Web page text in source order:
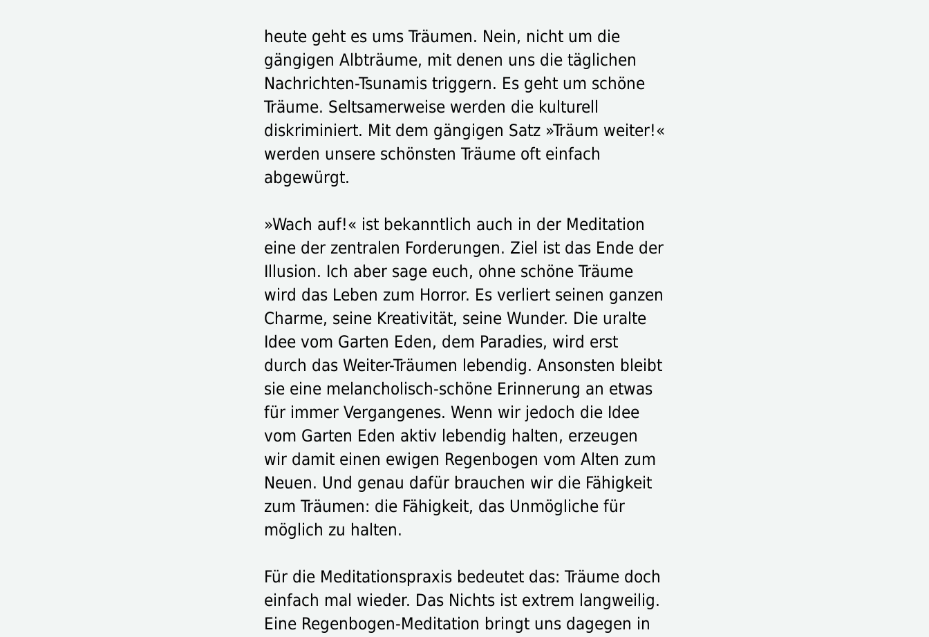
heute geht es ums Träumen. Nein, nicht um die
gängigen Albträume, mit denen uns die täglichen
Nachrichten-Tsunamis triggern. Es geht um schöne
Träume. Seltsamerweise werden die kulturell
diskriminiert. Mit dem gängigen Satz »Träum weiter!«
werden unsere schönsten Träume oft einfach
abgewürgt.
»Wach auf!« ist bekanntlich auch in der Meditation
eine der zentralen Forderungen. Ziel ist das Ende der
Illusion. Ich aber sage euch, ohne schöne Träume
wird das Leben zum Horror. Es verliert seinen ganzen
Charme, seine Kreativität, seine Wunder. Die uralte
Idee vom Garten Eden, dem Paradies, wird erst
durch das Weiter-Träumen lebendig. Ansonsten bleibt
sie eine melancholisch-schöne Erinnerung an etwas
für immer Vergangenes. Wenn wir jedoch die Idee
vom Garten Eden aktiv lebendig halten, erzeugen
wir damit einen ewigen Regenbogen vom Alten zum
Neuen. Und genau dafür brauchen wir die Fähigkeit
zum Träumen: die Fähigkeit, das Unmögliche für
möglich zu halten.
Für die Meditationspraxis bedeutet das: Träume doch
einfach mal wieder. Das Nichts ist extrem langweilig.
Eine Regenbogen-Meditation bringt uns dagegen in